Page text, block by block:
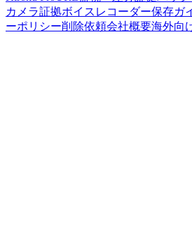
カメラ証拠ボイスレコーダー保存ガ
ーポリシー削除依頼会社概要海外向